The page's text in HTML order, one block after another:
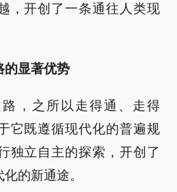
，开创了一条通往人类现
的显著优势
，之所以走得通、走得
它既遵循现代化的普遍规
独立自主的探索，开创了
的新通途。